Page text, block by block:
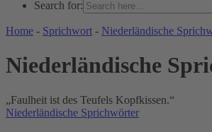
Search for:
WELT DER ZITATE
Home - Sprichwort - Niederländische
Niederländische
„Faulheit ist des Teufels Kopfkissen.“
Niederländische Sprichwörter